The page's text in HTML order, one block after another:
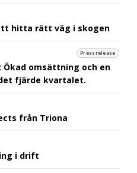
hitta rätt väg i skogen
Pressrelease
Ökad omsättning och en
fjärde kvartalet.
från Triona
i drift